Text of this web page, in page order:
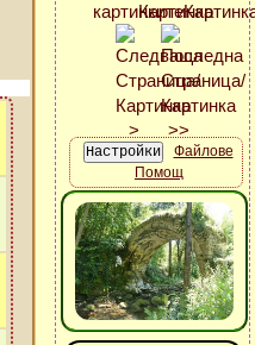
Файлове
Помощ